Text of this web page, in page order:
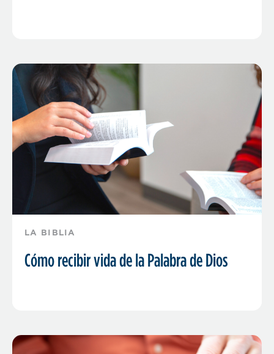
LA BIBLIA
Cómo recibir vida de la Palabra de Dios